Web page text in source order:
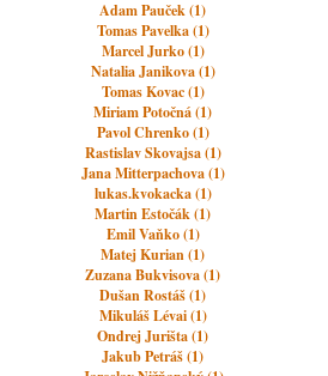
Adam Pauček (1)
Tomas Pavelka (1)
Marcel Jurko (1)
Natalia Janikova (1)
Tomas Kovac (1)
Miriam Potočná (1)
Pavol Chrenko (1)
Rastislav Skovajsa (1)
Jana Mitterpachova (1)
lukas.kvokacka (1)
Martin Estočák (1)
Emil Vaňko (1)
Matej Kurian (1)
Zuzana Bukvisova (1)
Dušan Rostáš (1)
Mikuláš Lévai (1)
Ondrej Jurišta (1)
Jakub Petráš (1)